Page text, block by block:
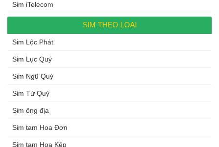
Sim iTelecom
SIM THEO LOẠI
Sim Lộc Phát
Sim Lục Quý
Sim Ngũ Quý
Sim Tứ Quý
Sim ông địa
Sim tam Hoa Đơn
Sim tam Hoa Kép